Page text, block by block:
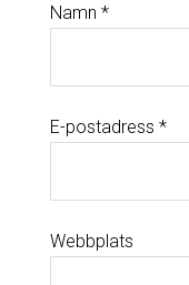
Namn *
E-postadress *
Webbplats